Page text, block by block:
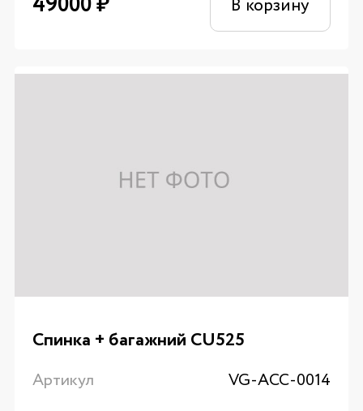
В корзину
Спинка + багажний CU525
Артикул VG-ACC-0014